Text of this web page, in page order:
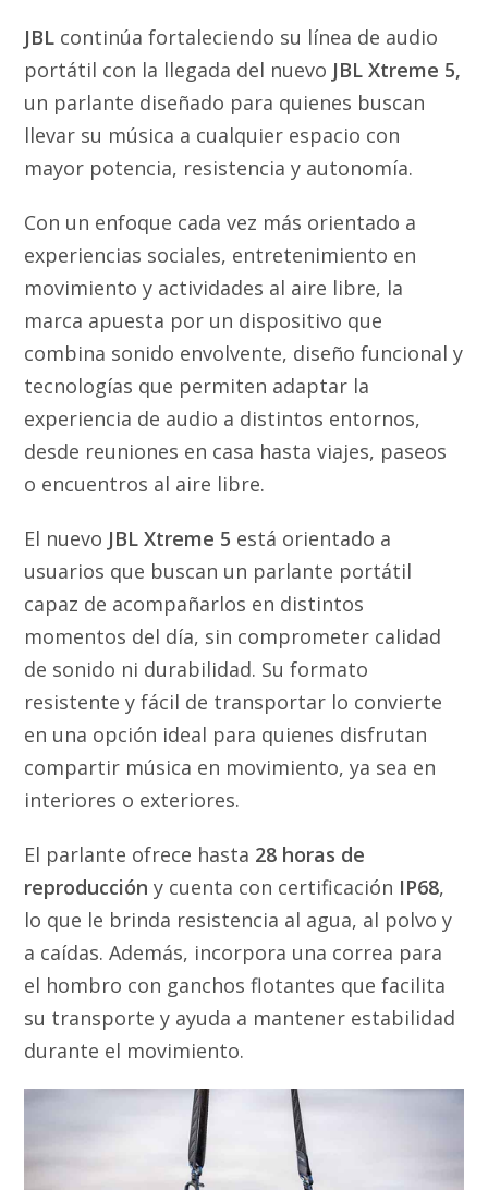
JBL continúa fortaleciendo su línea de audio
portátil con la llegada del nuevo JBL Xtreme 5,
un parlante diseñado para quienes buscan
llevar su música a cualquier espacio con
mayor potencia, resistencia y autonomía.
Con un enfoque cada vez más orientado a
experiencias sociales, entretenimiento en
movimiento y actividades al aire libre, la
marca apuesta por un dispositivo que
combina sonido envolvente, diseño funcional y
tecnologías que permiten adaptar la
experiencia de audio a distintos entornos,
desde reuniones en casa hasta viajes, paseos
o encuentros al aire libre.
El nuevo JBL Xtreme 5 está orientado a
usuarios que buscan un parlante portátil
capaz de acompañarlos en distintos
momentos del día, sin comprometer calidad
de sonido ni durabilidad. Su formato
resistente y fácil de transportar lo convierte
en una opción ideal para quienes disfrutan
compartir música en movimiento, ya sea en
interiores o exteriores.
El parlante ofrece hasta 28 horas de
reproducción y cuenta con certificación IP68,
lo que le brinda resistencia al agua, al polvo y
a caídas. Además, incorpora una correa para
el hombro con ganchos flotantes que facilita
su transporte y ayuda a mantener estabilidad
durante el movimiento.